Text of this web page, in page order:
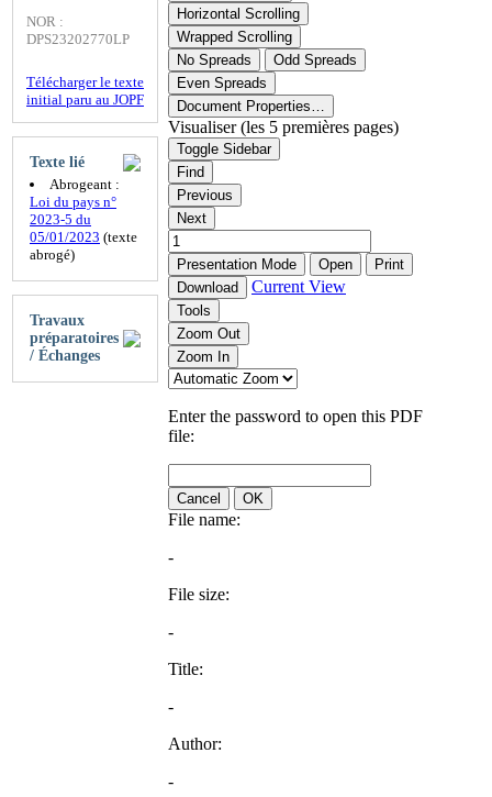
NOR :
DPS23202770LP
Télécharger le texte
initial paru au JOPF
Texte lié
Abrogeant :
Loi du pays n°
2023-5 du
05/01/2023 (texte
abrogé)
Travaux
préparatoires
/ Échanges
Horizontal Scrolling
Wrapped Scrolling
No Spreads
Odd Spreads
Even Spreads
Document Properties…
Visualiser (les 5 premières pages)
Toggle Sidebar
Find
Previous
Next
Presentation Mode Open
Print
Download
Current View
Tools
Zoom Out
Zoom In
Enter the password to open this PDF
file:
Cancel OK
File name:
-
File size:
-
Title:
-
Author:
-